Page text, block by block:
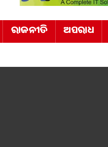
ରାଜନୀତି ଅପରାଧ